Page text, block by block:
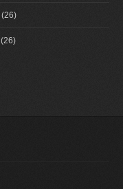
(26)
(26)